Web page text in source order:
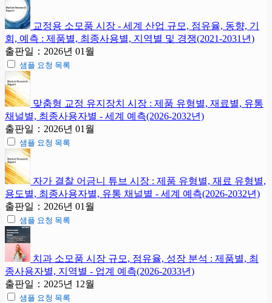
교정용 소모품 시장 - 세계 산업 규모, 점유율, 동향, 기
회, 예측 : 제품별, 최종사용별, 지역별 및 경쟁(2021-2031년)
출판일：2026년 01월
샘플 요청 목록
맞춤형 교정 유지장치 시장 : 제품 유형별, 재료별, 유통
채널별, 최종사용자별 - 세계 예측(2026-2032년)
출판일：2026년 01월
샘플 요청 목록
자가 결찰 어금니 튜브 시장 : 제품 유형별, 재료 유형별,
용도별, 최종사용자별, 유통 채널별 - 세계 예측(2026-2032년)
출판일：2026년 01월
샘플 요청 목록
치과 소모품 시장 규모, 점유율, 성장 분석 : 제품별, 최
종사용자별, 지역별 - 업계 예측(2026-2033년)
출판일：2025년 12월
샘플 요청 목록